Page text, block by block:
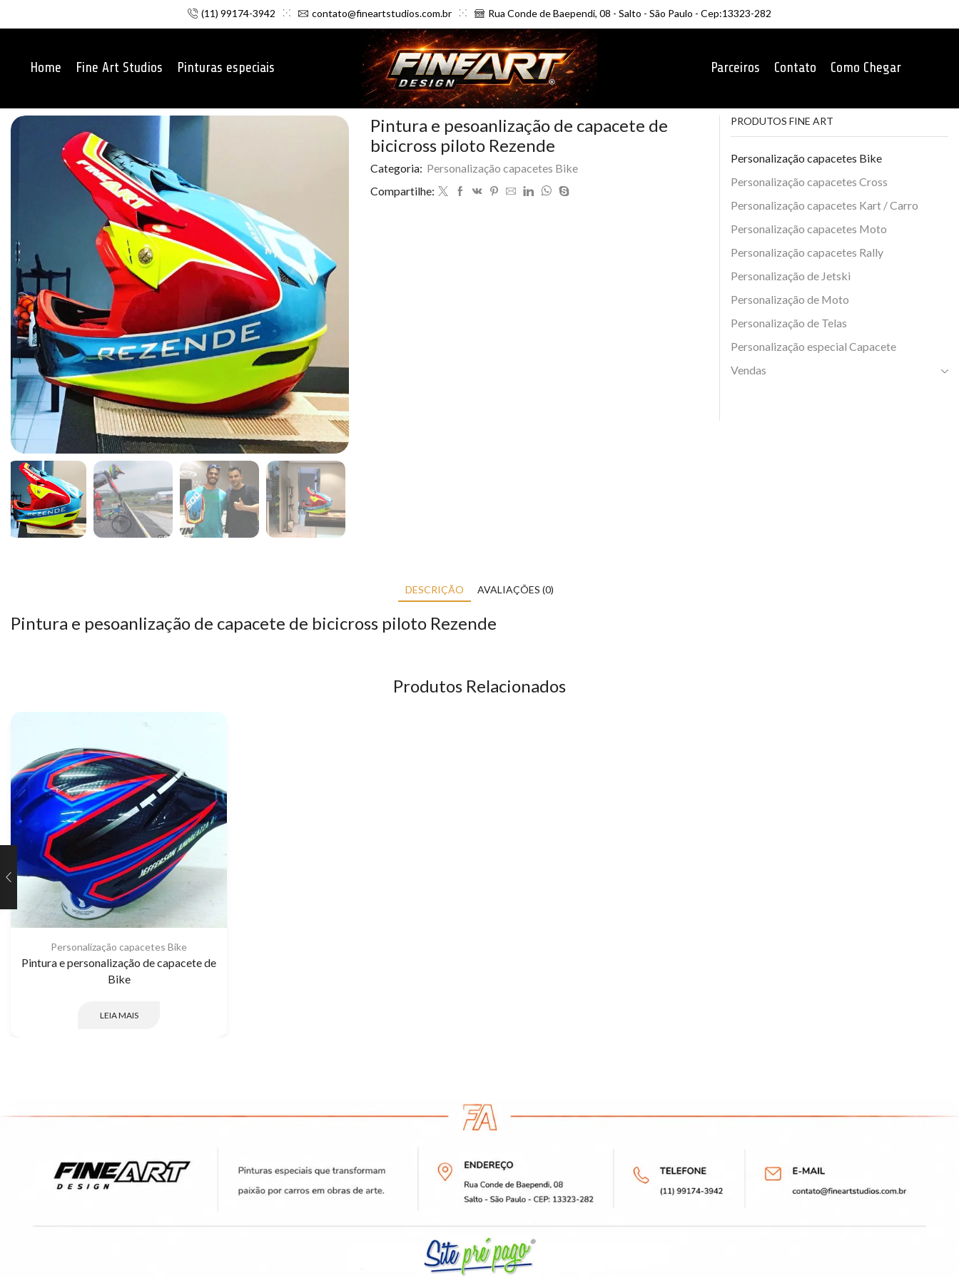
(11) 99174-3942 contato@fineartstudios.com.br Rua Conde de Baependi, 08 - Salto - São Paulo - Cep:13323-282
Home Fine Art Studios Pinturas especiais Parceiros Contato Como Chegar
Pintura e pesoanlização de capacete de
bicicross piloto Rezende
Categoria: Personalização capacetes Bike
Compartilhe:
PRODUTOS FINE ART
Personalização capacetes Bike
Personalização capacetes Cross
Personalização capacetes Kart / Carro
Personalização capacetes Moto
Personalização capacetes Rally
Personalização de Jetski
Personalização de Moto
Personalização de Telas
Personalização especial Capacete
Vendas
DESCRIÇÃO AVALIAÇÕES (0)
Pintura e pesoanlização de capacete de bicicross piloto Rezende
Produtos Relacionados
Personalização capacetes Bike
Pintura e personalização de capacete de
Bike
LEIA MAIS